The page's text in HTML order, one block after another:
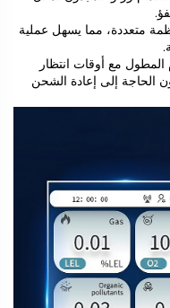
متعددة، مما يسهل عملية
مع أوقات انتظار
الحاجة إلى إعادة الشحن